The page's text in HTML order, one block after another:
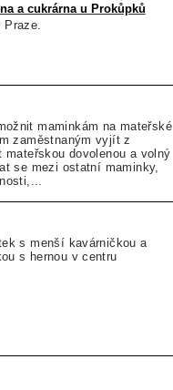
a cukrárna u Prokůpků
maminkám na mateřské
zaměstnaným vyjít z
mateřskou dovolenou a volný
se mezi ostatní maminky,
s menší kavárničkou a
s hernou v centru